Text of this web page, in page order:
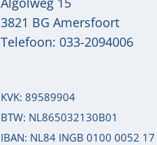
3821 BG Amersfoort
Telefoon: 033-2094006
KVK: 89589904
BTW: NL865032130B01
IBAN: NL84 INGB 0100 0052 17